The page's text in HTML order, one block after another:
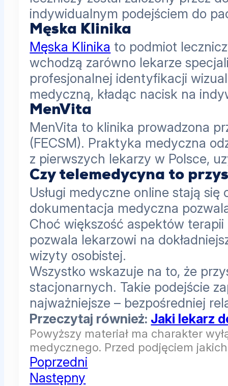
indywidualnym podejściem do
Męska Klinika
Męska Klinika to podmiot
wchodzą zarówno lekarze
profesjonalnej identyfikacji
medyczną, kładąc nacisk na
MenVita
MenVita to klinika prowadzona
(FECSM). Praktyka medyczna
z pierwszych lekarzy w Polsce,
Czy telemedycyna to
Usługi medyczne online stają
dokumentacja medyczna
Choć większość aspektów
pozwala lekarzowi na
wizyty osobistej.
Wszystko wskazuje na to, że
stacjonarnych. Takie podejście
najważniejsze – bezpośredniej
Przeczytaj również: Jaki lekarz
Powyższy materiał ma charakter
medycznego. Przed podjęciem
Poprzedni
Następny